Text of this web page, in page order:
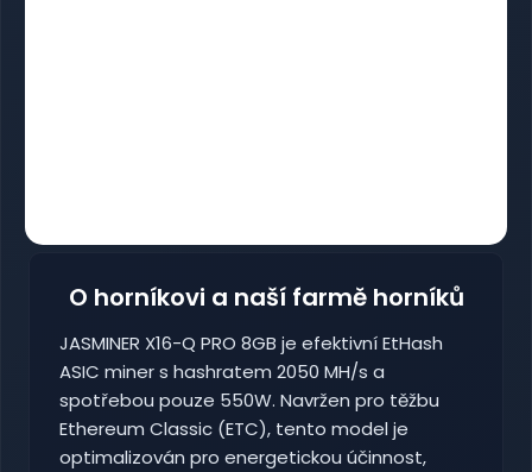
O horníkovi a naší farmě horníků
JASMINER X16-Q PRO 8GB je efektivní EtHash
ASIC miner s hashratem 2050 MH/s a
spotřebou pouze 550W. Navržen pro těžbu
Ethereum Classic (ETC), tento model je
optimalizován pro energetickou účinnost,